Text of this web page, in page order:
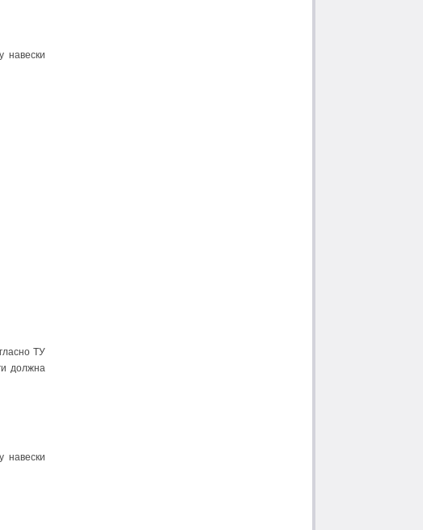
навески
ТУ
должна
навески